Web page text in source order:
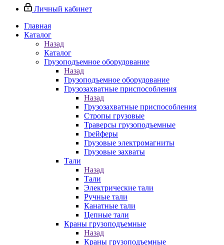
Личный кабинет
Главная
Каталог
Назад
Каталог
Грузоподъемное оборудование
Назад
Грузоподъемное оборудование
Грузозахватные приспособления
Назад
Грузозахватные приспособления
Стропы грузовые
Траверсы грузоподъемные
Грейферы
Грузовые электромагниты
Грузовые захваты
Тали
Назад
Тали
Электрические тали
Ручные тали
Канатные тали
Цепные тали
Краны грузоподъемные
Назад
Краны грузоподъемные